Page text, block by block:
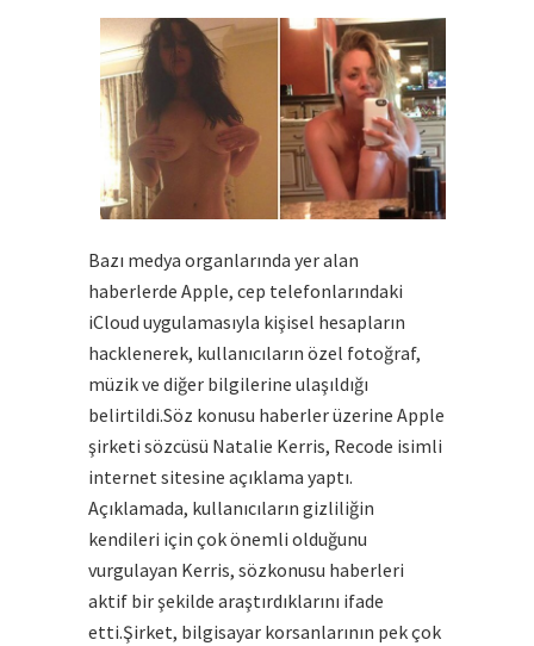
Bazı medya organlarında yer alan
haberlerde Apple, cep telefonlarındaki
iCloud uygulamasıyla kişisel hesapların
hacklenerek, kullanıcıların özel fotoğraf,
müzik ve diğer bilgilerine ulaşıldığı
belirtildi.Söz konusu haberler üzerine Apple
şirketi sözcüsü Natalie Kerris, Recode isimli
internet sitesine açıklama yaptı.
Açıklamada, kullanıcıların gizliliğin
kendileri için çok önemli olduğunu
vurgulayan Kerris, sözkonusu haberleri
aktif bir şekilde araştırdıklarını ifade
etti.Şirket, bilgisayar korsanlarının pek çok